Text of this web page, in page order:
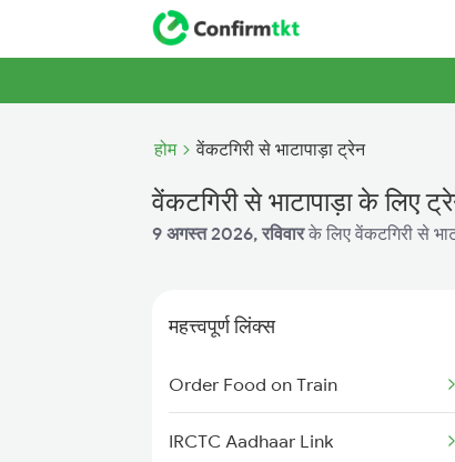
होम वेंकटगिरी से भाटापाड़ा ट्रेन
वेंकटगिरी से भाटापाड़ा के लिए
9 अगस्त 2026, रविवारके लिए वेंकटगिरी से
महत्त्वपूर्ण लिंक्स
Order Food on Train
IRCTC Aadhaar Link